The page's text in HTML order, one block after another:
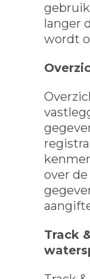
langer
wordt
over
Track